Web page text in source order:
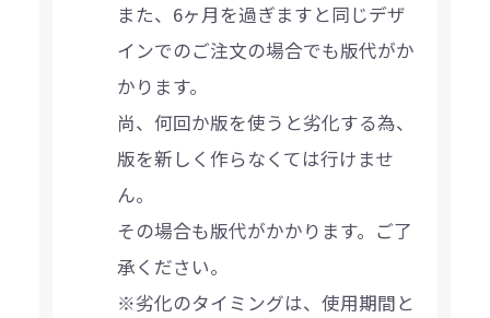
また、6ヶ月を過ぎますと同じデザ
インでのご注文の場合でも版代がか
かります。
尚、何回か版を使うと劣化する為、
版を新しく作らなくては行けませ
ん。
その場合も版代がかかります。ご了
承ください。
※劣化のタイミングは、使用期間と